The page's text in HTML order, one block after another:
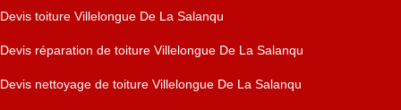
Devis toiture Villelongue De La Salanqu
Devis réparation de toiture Villelongue De La Salanqu
Devis nettoyage de toiture Villelongue De La Salanqu